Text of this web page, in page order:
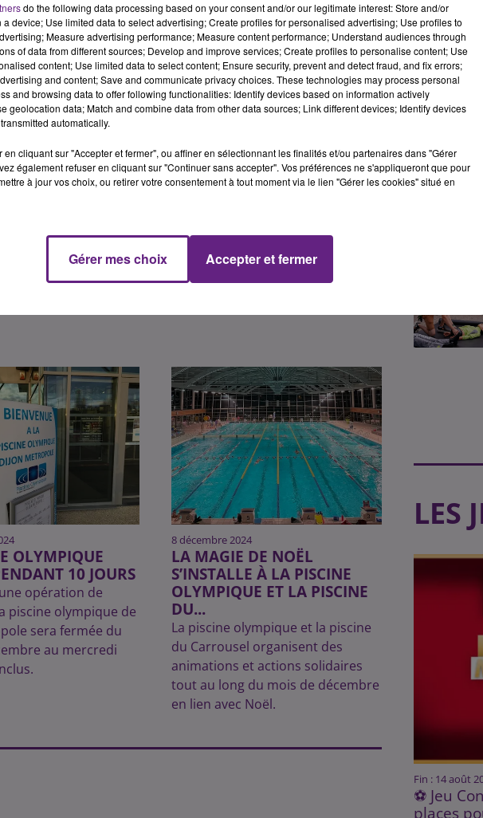
d'apprentissage, d'échauffement et l'Espace Bien-Être
Aquatique" et "Jardin Aquatique" auront lieu aux
OLYMPIQUE
10 JOURS
opération de
piscine olympique de
sera fermée du
au mercredi
8 décembre 2024
LA MAGIE DE NOËL
S’INSTALLE À LA PISCINE
OLYMPIQUE ET LA PISCINE
DU...
La piscine olympique et la piscine
du Carrousel organisent des
animations et actions solidaires
tout au long du mois de décembre
en lien avec Noël.
LES
Fin : 14 août
⚽ Jeu
places
do the following data processing based on your consent and/or our legitimate interest: Store and/or
device; Use limited data to select advertising; Create profiles for personalised advertising; Use profiles to
Measure advertising performance; Measure content performance; Understand audiences through
of data from different sources; Develop and improve services; Create profiles to personalise content; Use
content; Use limited data to select content; Ensure security, prevent and detect fraud, and fix errors;
and content; Save and communicate privacy choices. These technologies may process personal
and browsing data to offer following functionalities: Identify devices based on information actively
geolocation data; Match and combine data from other data sources; Link different devices; Identify devices
automatically.
en cliquant sur "Accepter et fermer", ou affiner en sélectionnant les finalités et/ou partenaires dans "Gérer
également refuser en cliquant sur "Continuer sans accepter". Vos préférences ne s'appliqueront que pour
à jour vos choix, ou retirer votre consentement à tout moment via le lien "Gérer les cookies" situé en
Gérer mes choix Accepter et fermer